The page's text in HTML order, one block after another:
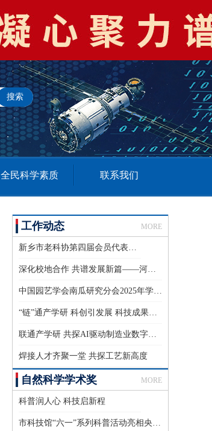
全民科学素质 联系我们
工作动态 MORE
新乡市老科协第四届会员代表大会召开
深化校地合作 共谱发展新篇——河南工学院第三届科技成果校企对接会成功举办
中国园艺学会南瓜研究分会2025年学术年会暨第七次会员代表大会成功召开
“链”通产学研 科创引发展 科技成果校企对接会隆重举行
联通产学研 共探AI驱动制造业数字化转型新路径
焊接人才齐聚一堂 共探工艺新高度
自然科学学术奖 MORE
科普润人心 科技启新程
市科技馆“六一”系列科普活动亮相央视《新闻联播》